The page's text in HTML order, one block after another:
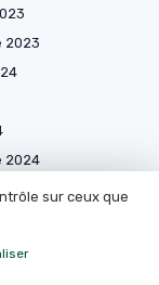
2023
2024
sur ceux que